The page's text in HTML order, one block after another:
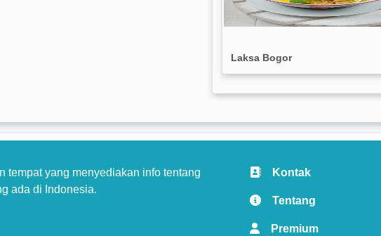
Laksa Bogor
tempat yang menyediakan info tentang
ada di Indonesia.
Kontak
Tentang
Premium